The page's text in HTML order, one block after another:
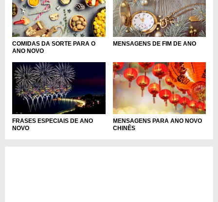
COMIDAS DA SORTE PARA O
ANO NOVO
MENSAGENS DE FIM DE ANO
FRASES ESPECIAIS DE ANO
NOVO
MENSAGENS PARA ANO NOVO
CHINÊS